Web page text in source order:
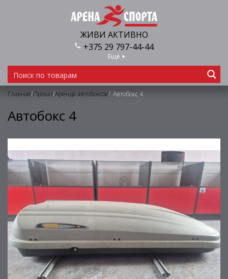
ЖИВИ АКТИВНО
+375 29 797-44-44
Еще
Главная/Прокат/Аренда автобоксов/ Автобокс 4
Автобокс 4